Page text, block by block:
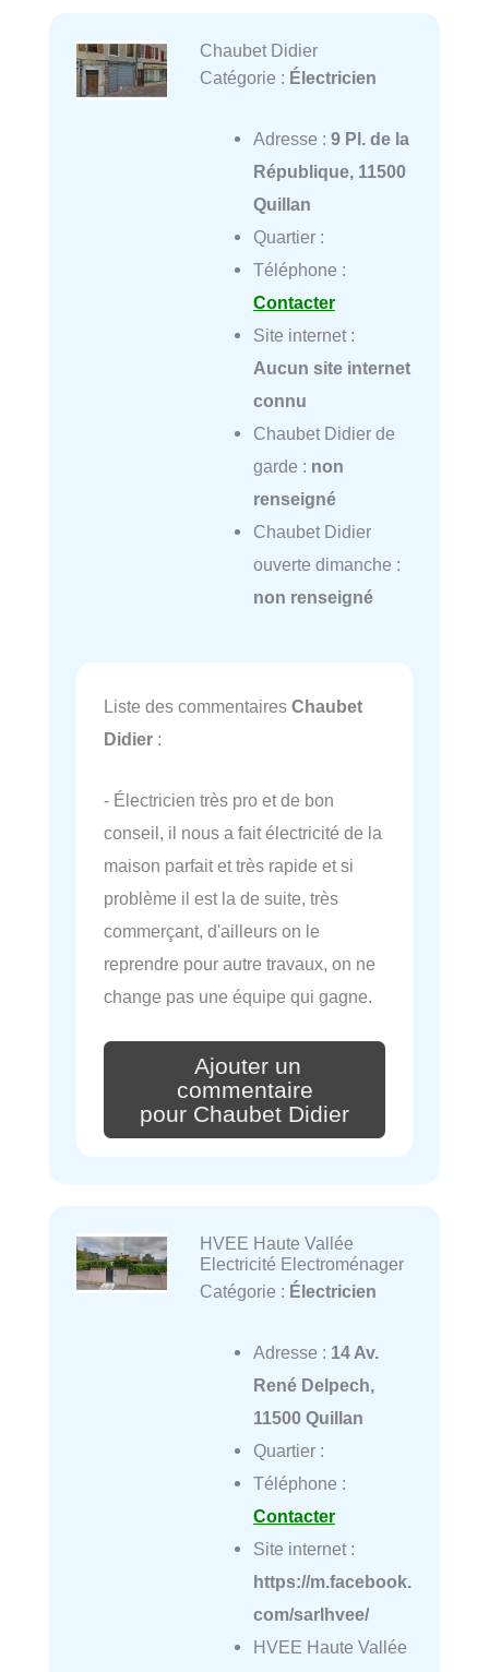
Chaubet Didier
Catégorie : Électricien
Adresse : 9 Pl. de la
République, 11500
Quillan
Quartier :
Téléphone :
Contacter
Site internet :
Aucun site internet
connu
Chaubet Didier de
garde : non
renseigné
Chaubet Didier
ouverte dimanche :
non renseigné
Liste des commentaires Chaubet
Didier :
- Électricien très pro et de bon
conseil, il nous a fait électricité de la
maison parfait et très rapide et si
problème il est la de suite, très
commerçant, d'ailleurs on le
reprendre pour autre travaux, on ne
change pas une équipe qui gagne.
Ajouter un
commentaire
pour Chaubet Didier
HVEE Haute Vallée
Electricité Electroménager
Catégorie : Électricien
Adresse : 14 Av.
René Delpech,
11500 Quillan
Quartier :
Téléphone :
Contacter
Site internet :
https://m.facebook.
com/sarlhvee/
HVEE Haute Vallée